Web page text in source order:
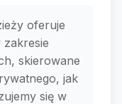
oferuje
zakresie
skierowane
jak
się w